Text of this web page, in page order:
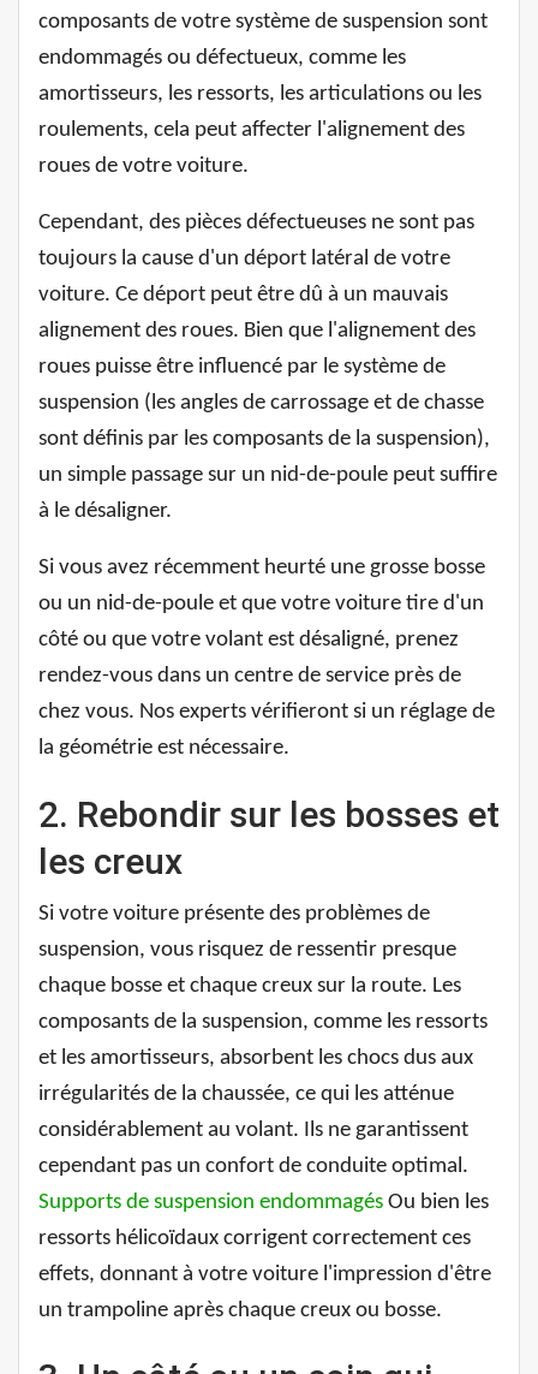
composants de votre système de suspension sont
endommagés ou défectueux, comme les
amortisseurs, les ressorts, les articulations ou les
roulements, cela peut affecter l'alignement des
roues de votre voiture.
Cependant, des pièces défectueuses ne sont pas
toujours la cause d'un déport latéral de votre
voiture. Ce déport peut être dû à un mauvais
alignement des roues. Bien que l'alignement des
roues puisse être influencé par le système de
suspension (les angles de carrossage et de chasse
sont définis par les composants de la suspension),
un simple passage sur un nid-de-poule peut suffire
à le désaligner.
Si vous avez récemment heurté une grosse bosse
ou un nid-de-poule et que votre voiture tire d'un
côté ou que votre volant est désaligné, prenez
rendez-vous dans un centre de service près de
chez vous. Nos experts vérifieront si un réglage de
la géométrie est nécessaire.
2. Rebondir sur les bosses et
les creux
Si votre voiture présente des problèmes de
suspension, vous risquez de ressentir presque
chaque bosse et chaque creux sur la route. Les
composants de la suspension, comme les ressorts
et les amortisseurs, absorbent les chocs dus aux
irrégularités de la chaussée, ce qui les atténue
considérablement au volant. Ils ne garantissent
cependant pas un confort de conduite optimal.
Supports de suspension endommagés Ou bien les
ressorts hélicoïdaux corrigent correctement ces
effets, donnant à votre voiture l'impression d'être
un trampoline après chaque creux ou bosse.